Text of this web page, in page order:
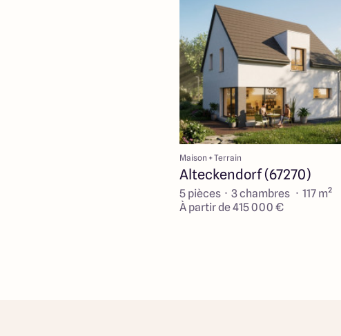
Maison + Terrain
Alteckendorf (67270)
5 pièces · 3 chambres · 117 m²
À partir de 415 000 €